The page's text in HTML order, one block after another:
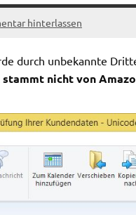
hinterlassen
durch unbekannte
stammt nicht von